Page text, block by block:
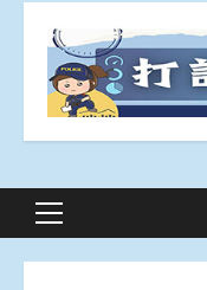
Primary